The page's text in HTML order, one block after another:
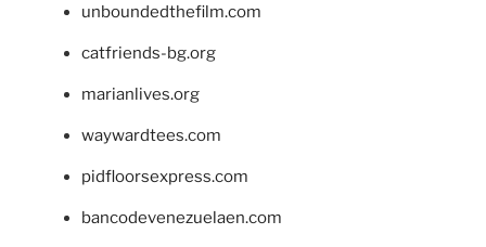
unboundedthefilm.com
catfriends-bg.org
marianlives.org
waywardtees.com
pidfloorsexpress.com
bancodevenezuelaen.com